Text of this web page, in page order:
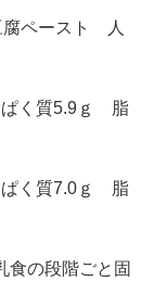
ペースト 人
ぱく質5.9ｇ 脂
ぱく質7.0ｇ 脂
食の段階ごと固